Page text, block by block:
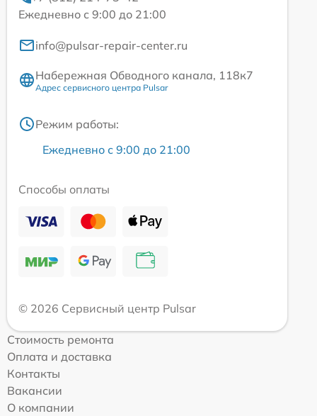
Ежедневно с 9:00 до 21:00
info@pulsar-repair-center.ru
Набережная Обводного канала, 118к7
Адрес сервисного центра Pulsar
Режим работы:
Ежедневно с 9:00 до 21:00
Способы оплаты
© 2026 Сервисный центр Pulsar
Стоимость ремонта
Оплата и доставка
Контакты
Вакансии
О компании